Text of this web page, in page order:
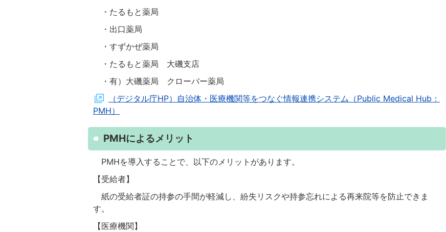
・たるもと薬局
・出口薬局
・すずかぜ薬局
・たるもと薬局 大磯支店
・有）大磯薬局 クローバー薬局
（デジタル庁HP）自治体・医療機関等をつなぐ情報連携システム（Public Medical Hub：
PMH）
PMHによるメリット
PMHを導入することで、以下のメリットがあります。
【受給者】
紙の受給者証の持参の手間が軽減し、紛失リスクや持参忘れによる再来院等を防止できま
す。
【医療機関】